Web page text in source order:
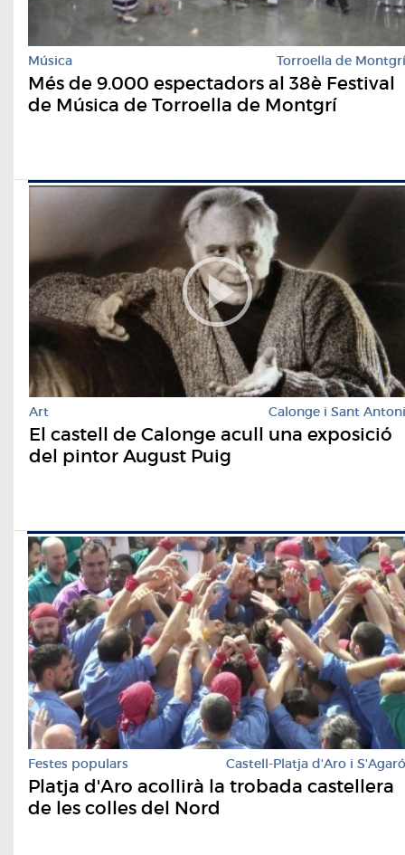
Música Torroella de Montgrí
Més de 9.000 espectadors al 38è Festival
de Música de Torroella de Montgrí
Art Calonge i Sant Antoni
El castell de Calonge acull una exposició
del pintor August Puig
Festes populars Castell-Platja d'Aro i S'Agaró
Platja d'Aro acollirà la trobada castellera
de les colles del Nord